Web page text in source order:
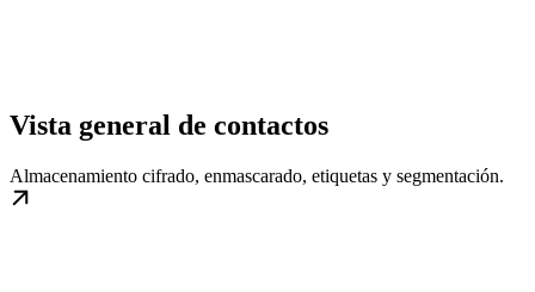
Vista general de contactos
Almacenamiento cifrado, enmascarado, etiquetas y segmentación.